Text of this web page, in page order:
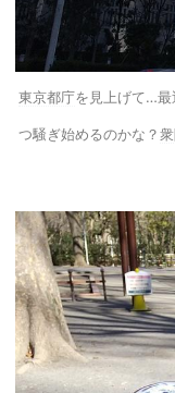
東京都庁を見上げて…最
つ騒ぎ始めるのかな？